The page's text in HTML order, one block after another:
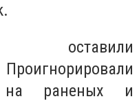
оставили
на раненых и